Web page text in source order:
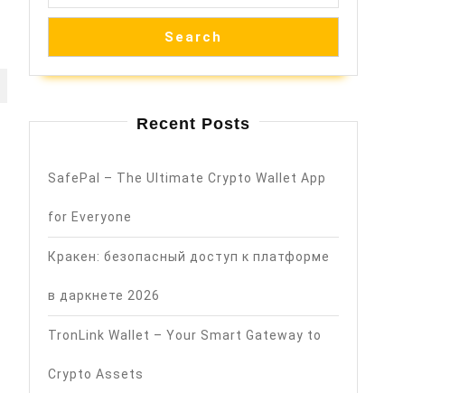
Search
Recent Posts
SafePal – The Ultimate Crypto Wallet App
for Everyone
Кракен: безопасный доступ к платформе
в даркнете 2026
TronLink Wallet – Your Smart Gateway to
Crypto Assets